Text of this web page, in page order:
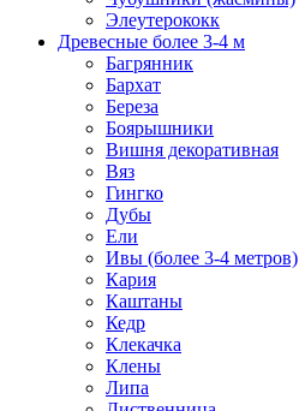
Элеутерококк
Древесные более 3-4 м
Багрянник
Бархат
Береза
Боярышники
Вишня декоративная
Вяз
Гингко
Дубы
Ели
Ивы (более 3-4 метров)
Кария
Каштаны
Кедр
Клекачка
Клены
Липа